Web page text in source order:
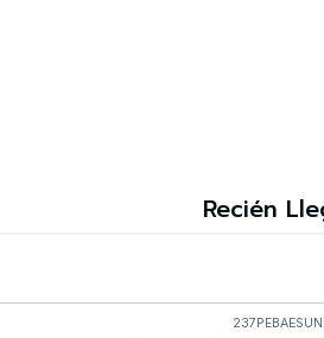
Recién
237PEBAESUN